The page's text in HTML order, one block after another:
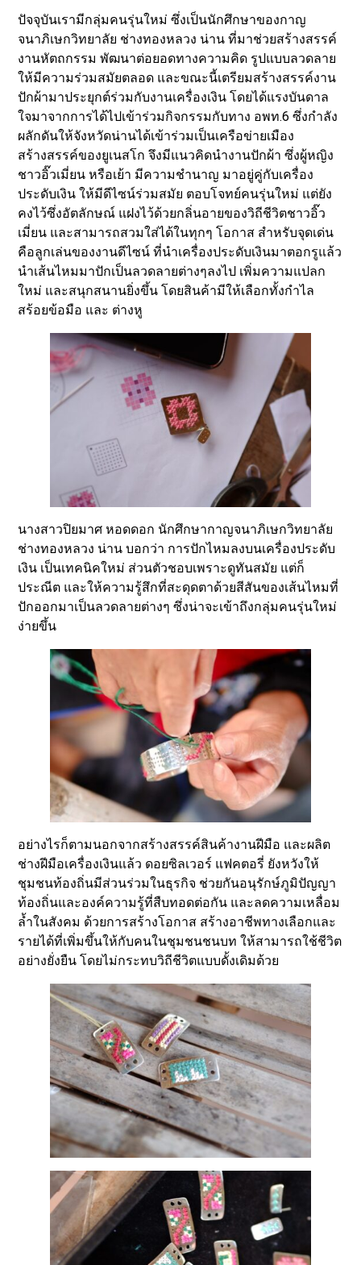
ปัจจุบันเรามีกลุ่มคนรุ่นใหม่ ซึ่งเป็นนักศึกษาของกาญ
จนาภิเษกวิทยาลัย ช่างทองหลวง น่าน ที่มาช่วยสร้างสรรค์
งานหัตถกรรม พัฒนาต่อยอดทางความคิด รูปแบบลวดลาย
ให้มีความร่วมสมัยตลอด และขณะนี้เตรียมสร้างสรรค์งาน
ปักผ้ามาประยุกต์ร่วมกับงานเครื่องเงิน โดยได้แรงบันดาล
ใจมาจากการได้ไปเข้าร่วมกิจกรรมกับทาง อพท.6 ซึ่งกำลัง
ผลักดันให้จังหวัดน่านได้เข้าร่วมเป็นเครือข่ายเมือง
สร้างสรรค์ของยูเนสโก จึงมีแนวคิดนำงานปักผ้า ซึ่งผู้หญิง
ชาวอิ๊วเมี่ยน หรือเย้า มีความชำนาญ มาอยู่คู่กับเครื่อง
ประดับเงิน ให้มีดีไซน์ร่วมสมัย ตอบโจทย์คนรุ่นใหม่ แต่ยัง
คงไว้ซึ่งอัตลักษณ์ แฝงไว้ด้วยกลิ่นอายของวิถีชีวิตชาวอิ๊ว
เมี่ยน และสามารถสวมใส่ได้ในทุกๆ โอกาส สำหรับจุดเด่น
คือลูกเล่นของงานดีไซน์ ที่นำเครื่องประดับเงินมาตอกรูแล้ว
นำเส้นไหมมาปักเป็นลวดลายต่างๆลงไป เพิ่มความแปลก
ใหม่ และสนุกสนานยิ่งขึ้น โดยสินค้ามีให้เลือกทั้งกำไล
สร้อยข้อมือ และ ต่างหู
นางสาวปิยมาศ หอดดอก นักศึกษากาญจนาภิเษกวิทยาลัย
ช่างทองหลวง น่าน บอกว่า การปักไหมลงบนเครื่องประดับ
เงิน เป็นเทคนิคใหม่ ส่วนตัวชอบเพราะดูทันสมัย แต่ก็
ประณีต และให้ความรู้สึกที่สะดุดตาด้วยสีสันของเส้นไหมที่
ปักออกมาเป็นลวดลายต่างๆ ซึ่งน่าจะเข้าถึงกลุ่มคนรุ่นใหม่
ง่ายขึ้น
อย่างไรก็ตามนอกจากสร้างสรรค์สินค้างานฝีมือ และผลิต
ช่างฝีมือเครื่องเงินแล้ว ดอยซิลเวอร์ แฟคตอรี่ ยังหวังให้
ชุมชนท้องถิ่นมีส่วนร่วมในธุรกิจ ช่วยกันอนุรักษ์ภูมิปัญญา
ท้องถิ่นและองค์ความรู้ที่สืบทอดต่อกัน และลดความเหลื่อม
ล้ำในสังคม ด้วยการสร้างโอกาส สร้างอาชีพทางเลือกและ
รายได้ที่เพิ่มขึ้นให้กับคนในชุมชนชนบท ให้สามารถใช้ชีวิต
อย่างยั่งยืน โดยไม่กระทบวิถีชีวิตแบบดั้งเดิมด้วย